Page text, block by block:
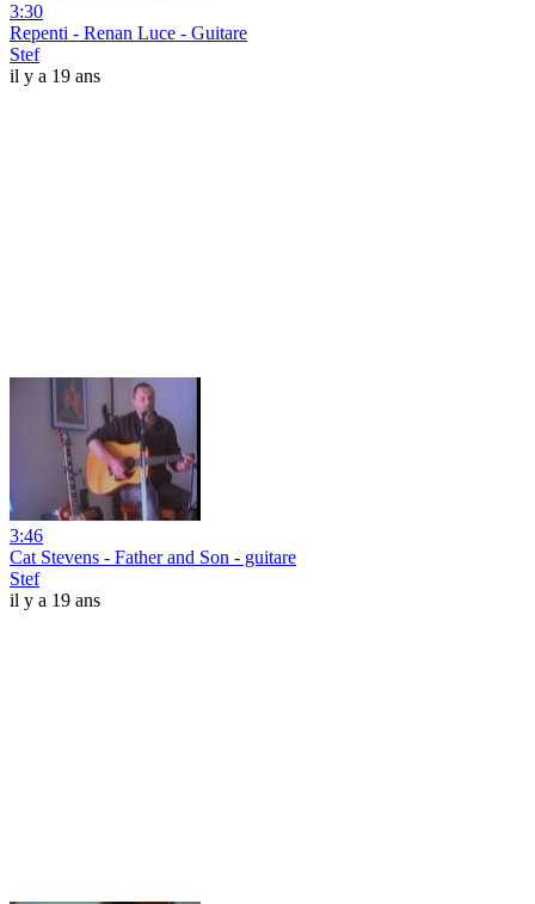
3:30
Repenti - Renan Luce - Guitare
Stef
il y a 19 ans
3:46
Cat Stevens - Father and Son - guitare
Stef
il y a 19 ans